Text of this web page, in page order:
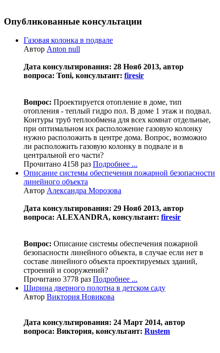
Опубликованные консультации
Газовая колонка в подвале
Автор Anton null
Дата консультирования: 28 Нояб 2013, автор
вопроса: Toni, консультант: firesir
Вопрос: Проектируется отопление в доме, тип
отопления - теплый гидро пол. В доме 1 этаж и подвал.
Контуры труб теплообмена для всех комнат отдельные,
при оптимальном их расположение газовую колонку
нужно расположить в центре дома. Вопрос, возможно
ли расположить газовую колонку в подвале и в
центральной его части?
Прочитано 4158 раз Подробнее ...
Описание системы обеспечения пожарной безопасности
линейного объекта
Автор Александра Морозова
Дата консультирования: 29 Нояб 2013, автор
вопроса: ALEXANDRA, консультант: firesir
Вопрос: Описание системы обеспечения пожарной
безопасности линейного объекта, в случае если нет в
составе линейного объекта проектируемых зданий,
строений и сооружений?
Прочитано 3778 раз Подробнее ...
Ширина дверного полотна в детском саду
Автор Виктория Новикова
Дата консультирования: 24 Март 2014, автор
вопроса: Виктория, консультант: Rustem